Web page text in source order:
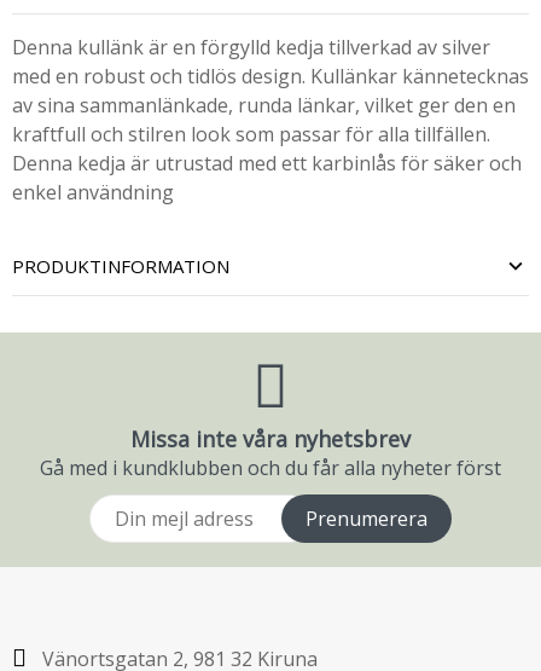
Denna kullänk är en förgylld kedja tillverkad av silver
med en robust och tidlös design. Kullänkar kännetecknas
av sina sammanlänkade, runda länkar, vilket ger den en
kraftfull och stilren look som passar för alla tillfällen.
Denna kedja är utrustad med ett karbinlås för säker och
enkel användning
PRODUKTINFORMATION
Missa inte våra nyhetsbrev
Gå med i kundklubben och du får alla nyheter först
Prenumerera
Vänortsgatan 2, 981 32 Kiruna